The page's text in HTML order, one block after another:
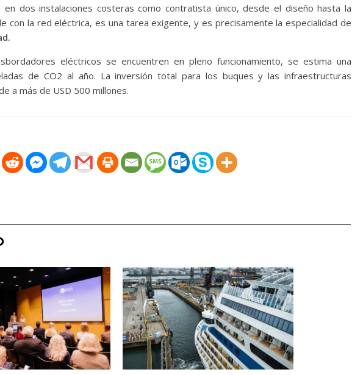
en dos instalaciones costeras como contratista único, desde el diseño hasta la
con la red eléctrica, es una tarea exigente, y es precisamente la especialidad de
eléctricos se encuentren en pleno funcionamiento, se estima una
de CO2 al año. La inversión total para los buques y las infraestructuras
a más de USD 500 millones.